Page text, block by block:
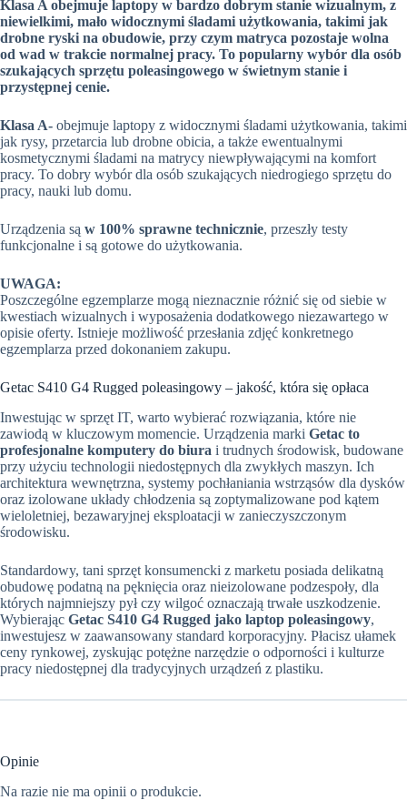
Klasa A obejmuje laptopy w bardzo dobrym stanie wizualnym, z
niewielkimi, mało widocznymi śladami użytkowania, takimi jak
drobne ryski na obudowie, przy czym matryca pozostaje wolna
od wad w trakcie normalnej pracy. To popularny wybór dla osób
szukających sprzętu poleasingowego w świetnym stanie i
przystępnej cenie.
Klasa A- obejmuje laptopy z widocznymi śladami użytkowania, takimi
jak rysy, przetarcia lub drobne obicia, a także ewentualnymi
kosmetycznymi śladami na matrycy niewpływającymi na komfort
pracy. To dobry wybór dla osób szukających niedrogiego sprzętu do
pracy, nauki lub domu.
Urządzenia są w 100% sprawne technicznie, przeszły testy
funkcjonalne i są gotowe do użytkowania.
UWAGA:
Poszczególne egzemplarze mogą nieznacznie różnić się od siebie w
kwestiach wizualnych i wyposażenia dodatkowego niezawartego w
opisie oferty. Istnieje możliwość przesłania zdjęć konkretnego
egzemplarza przed dokonaniem zakupu.
Getac S410 G4 Rugged poleasingowy – jakość, która się opłaca
Inwestując w sprzęt IT, warto wybierać rozwiązania, które nie
zawiodą w kluczowym momencie. Urządzenia marki Getac to
profesjonalne komputery do biura i trudnych środowisk, budowane
przy użyciu technologii niedostępnych dla zwykłych maszyn. Ich
architektura wewnętrzna, systemy pochłaniania wstrząsów dla dysków
oraz izolowane układy chłodzenia są zoptymalizowane pod kątem
wieloletniej, bezawaryjnej eksploatacji w zanieczyszczonym
środowisku.
Standardowy, tani sprzęt konsumencki z marketu posiada delikatną
obudowę podatną na pęknięcia oraz nieizolowane podzespoły, dla
których najmniejszy pył czy wilgoć oznaczają trwałe uszkodzenie.
Wybierając Getac S410 G4 Rugged jako laptop poleasingowy,
inwestujesz w zaawansowany standard korporacyjny. Płacisz ułamek
ceny rynkowej, zyskując potężne narzędzie o odporności i kulturze
pracy niedostępnej dla tradycyjnych urządzeń z plastiku.
Opinie
Na razie nie ma opinii o produkcie.